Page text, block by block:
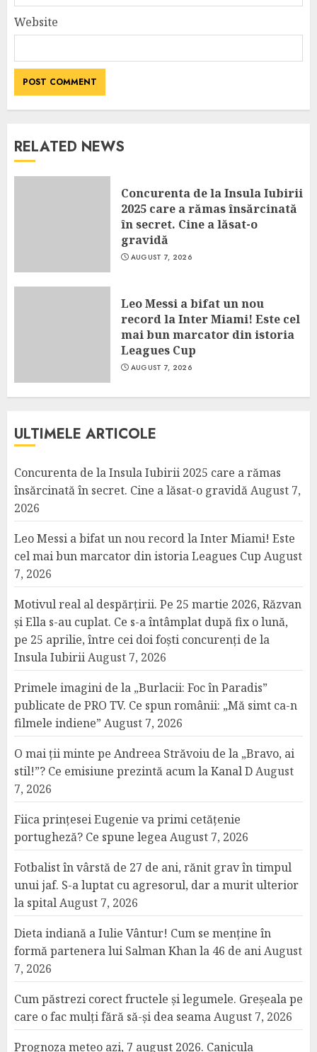
Website
RELATED NEWS
Concurenta de la Insula Iubirii
2025 care a rămas însărcinată
în secret. Cine a lăsat-o
gravidă
AUGUST 7, 2026
Leo Messi a bifat un nou
record la Inter Miami! Este cel
mai bun marcator din istoria
Leagues Cup
AUGUST 7, 2026
ULTIMELE ARTICOLE
Concurenta de la Insula Iubirii 2025 care a rămas
însărcinată în secret. Cine a lăsat-o gravidăAugust 7,
2026
Leo Messi a bifat un nou record la Inter Miami! Este
cel mai bun marcator din istoria Leagues Cup August
7, 2026
Motivul real al despărțirii. Pe 25 martie 2026, Răzvan
și Ella s-au cuplat. Ce s-a întâmplat după fix o lună,
pe 25 aprilie, între cei doi foști concurenți de la
Insula IubiriiAugust 7, 2026
Primele imagini de la „Burlacii: Foc în Paradis”
publicate de PRO TV. Ce spun românii: „Mă simt ca-n
filmele indiene” August 7, 2026
O mai ții minte pe Andreea Străvoiu de la „Bravo, ai
stil!”? Ce emisiune prezintă acum la Kanal DAugust
7, 2026
Fiica prințesei Eugenie va primi cetățenie
portugheză? Ce spune legeaAugust 7, 2026
Fotbalist în vârstă de 27 de ani, rănit grav în timpul
unui jaf. S-a luptat cu agresorul, dar a murit ulterior
la spitalAugust 7, 2026
Dieta indiană a Iulie Vântur! Cum se menține în
formă partenera lui Salman Khan la 46 de aniAugust
7, 2026
Cum păstrezi corect fructele și legumele. Greșeala pe
care o fac mulți fără să-și dea seamaAugust 7, 2026
Prognoza meteo azi, 7 august 2026. Canicula